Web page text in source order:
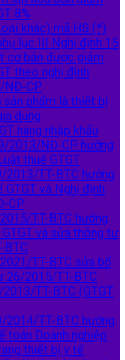
8%
khác) mã HS (*)
lục III Nghị định 15
cơ bản được giảm
theo nghị định
NĐ-CP
sản phẩm là thiết bị
dụng
hàng nhập khẩu
2013/NĐ-CP hướng
thuế GTGT
2013/TT-BTC hướng
GTGT và Nghị định
CP
TT-BTC hướng
và sửa thông tư
BTC
TT-BTC sửa bổ
26/2015/TT-BTC
TT-BTC (GTGT
2014/TT-BTC hướng
toán Doanh nghiệp
thiết bị y tế